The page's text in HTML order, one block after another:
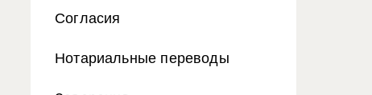
Согласия
Нотариальные переводы